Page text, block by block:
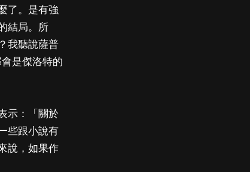
了。是有強
結局。所
我聽說薩普
是傑洛特的
示：「關於
些跟小說有
說，如果作